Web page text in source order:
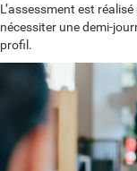
L’assessment est
nécessiter une demi-
profil.